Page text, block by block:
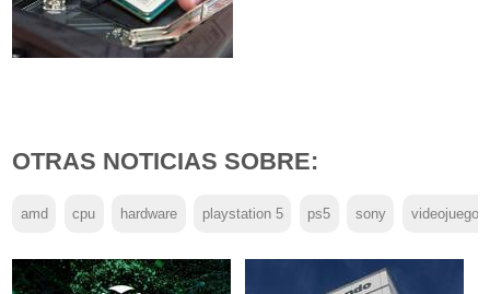
OTRAS NOTICIAS SOBRE:
amd cpu hardware playstation 5 ps5 sony videojuegos